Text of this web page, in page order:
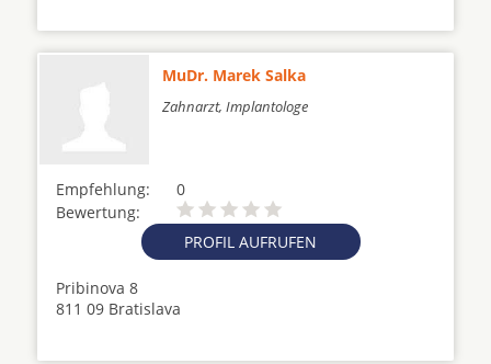
MuDr. Marek Salka
Zahnarzt, Implantologe
Empfehlung:
0
Bewertung:
PROFIL AUFRUFEN
Pribinova 8
811 09 Bratislava